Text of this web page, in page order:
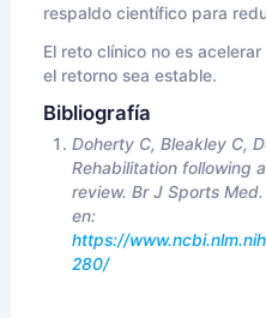
respaldo científico para
El reto clínico no es
el retorno sea estable.
Bibliografía
Doherty C, Bleakley C,
Rehabilitation following
review. Br J Sports
en:
https://
280/